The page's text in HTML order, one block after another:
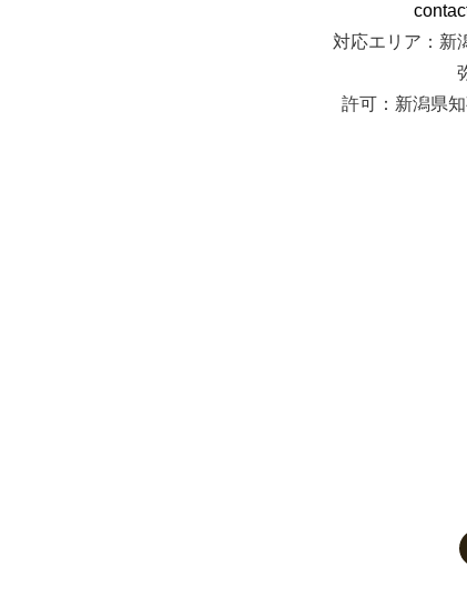
対応エリア：新
許可：新潟県